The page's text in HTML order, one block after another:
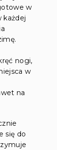
w
każdej
nogi,
w
na
się do